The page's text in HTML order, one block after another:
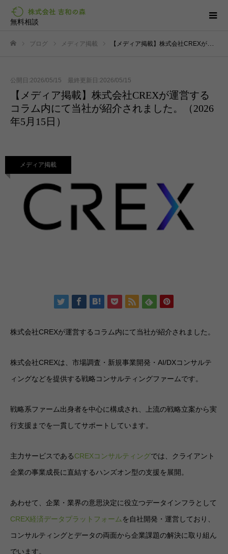
無料相談
ブログ メディア掲載 【メディア掲載】株式会社CREXが運営するコラム内にて当社が紹介されました。（2026年5月15日）
公開日:2026/05/15 最終更新日:2026/05/15
【メディア掲載】株式会社CREXが運営する
コラム内にて当社が紹介されました。（2026
年5月15日）
メディア掲載
株式会社CREXが運営するコラム内にて当社が紹介されました。
株式会社CREXは、市場調査・新規事業開発・AI/DXコンサルテ
ィングなどを提供する戦略コンサルティングファームです。
戦略系ファーム出身者を中心に構成され、上流の戦略立案から実
行支援までを一貫してサポートしています。
主力サービスであるCREXコンサルティングでは、クライアント
企業の事業成長に直結するハンズオン型の支援を展開。
あわせて、企業・業界の意思決定に役立つデータインフラとして
CREX経済データプラットフォームを自社開発・運営しており、
コンサルティングとデータの両面から企業課題の解決に取り組ん
でいます。